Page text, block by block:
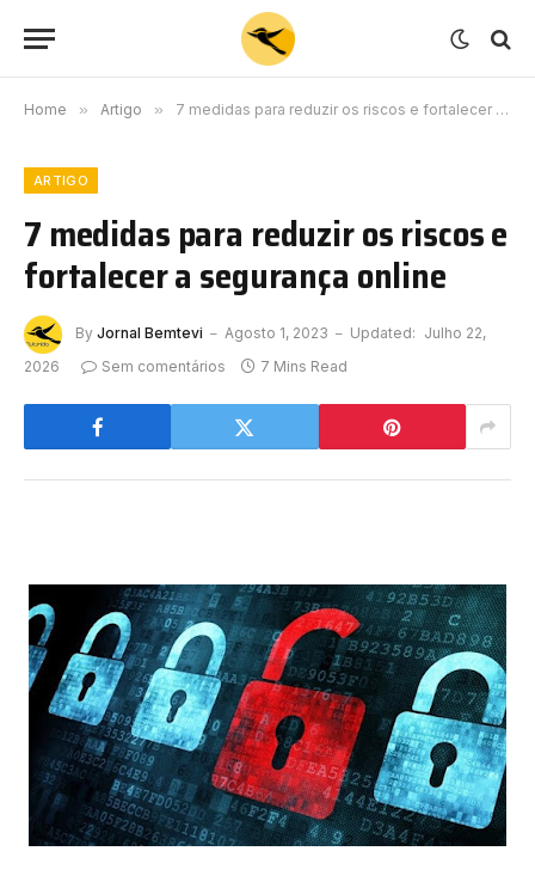
Home » Artigo » 7 medidas para reduzir os riscos e fortalecer a segurança online
ARTIGO
7 medidas para reduzir os riscos e
fortalecer a segurança online
By Jornal Bemtevi Agosto 1, 2023 Updated: Julho 22,
2026
Sem comentários 7 Mins Read